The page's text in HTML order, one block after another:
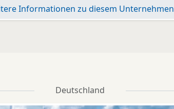
Informationen zu diesem Unternehmen
Deutschland